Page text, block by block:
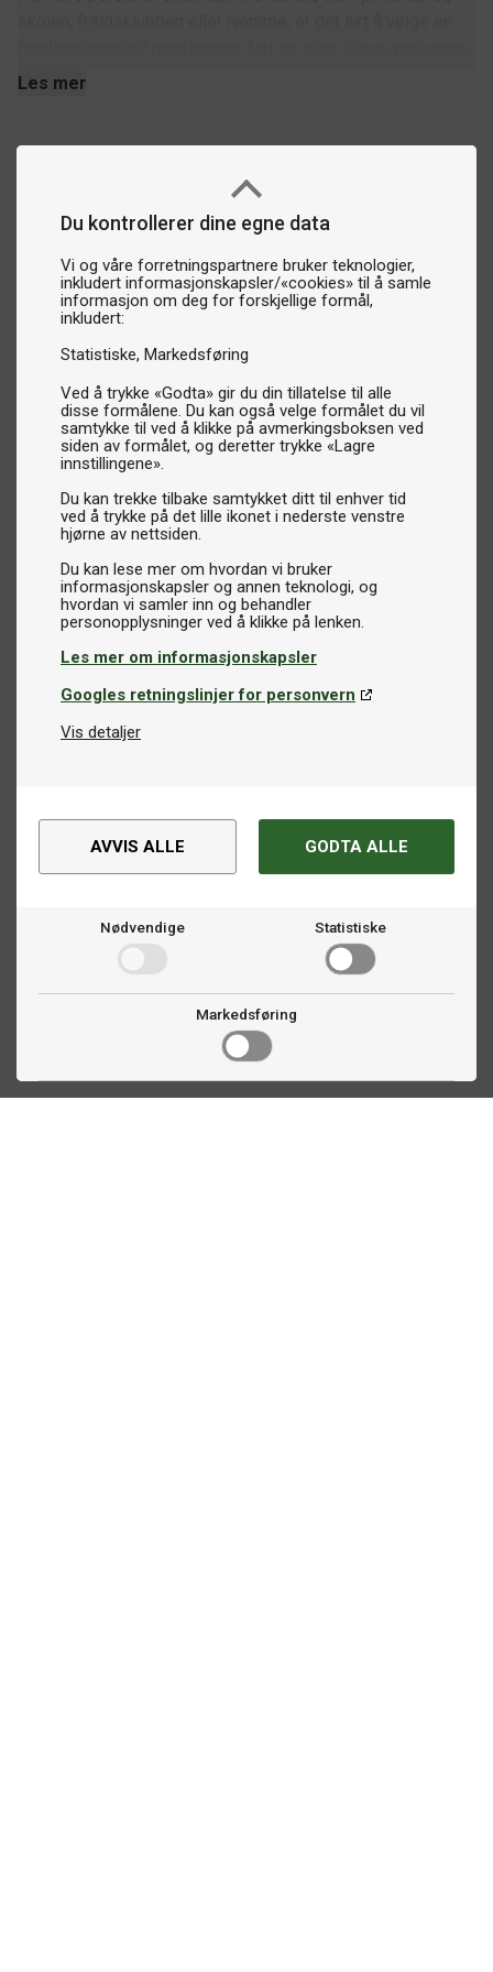
Du kontrollerer dine egne data
Vi og våre forretningspartnere bruker teknologier,
inkludert informasjonskapsler/«cookies» til å samle
informasjon om deg for forskjellige formål,
inkludert:
Statistiske Markedsføring
Ved å trykke «Godta» gir du din tillatelse til alle
disse formålene. Du kan også velge formålet du vil
samtykke til ved å klikke på avmerkingsboksen ved
siden av formålet, og deretter trykke «Lagre
innstillingene».
Du kan trekke tilbake samtykket ditt til enhver tid
ved å trykke på det lille ikonet i nederste venstre
hjørne av nettsiden.
Du kan lese mer om hvordan vi bruker
informasjonskapsler og annen teknologi, og
hvordan vi samler inn og behandler
Les mer om informasjonskapsler
Googles retningslinjer for personvern
Vis detaljer
AVVIS ALLE GODTA ALLE
Nødvendige Statistiske
Markedsføring
er mer tilgivende og enkle å bruke, noe som gjør dem
Trening og konkurranse – for deg som tar bordtennis
For deg som spiller ofte og mestrer skru, er våre 5-
stjerners bordtennisracketer og konseptracketer det
naturlige valget. Her finner du alt fra racketer med
allroundegenskaper for variert spill til raske offensive
deg muligheten til å utfordre både deg selv og
motstanderne dine, akkurat som verdenseliten gjør.
Utendørsracketer – for spill året rundt
Trenger du en bordtennisracket som tåler slag, vær og vind
uten å kompromisse med spillegenskaper som skru og
kontroll? Våre utendørsracketer er spesialdesignet for å
helst, når som helst.
Ledende merker på markedet
Hos oss finner du bordtennisracketer fra de mest
Victas,Xiom,Yasaka,Donic,Cornilleauog flere. Enten du
er nybegynner eller en erfaren konkurransespiller, har vi
Utforsk vårt utvalg og finn den perfekte bordtennisracketen
for din spillestil og nivå!
Les mer